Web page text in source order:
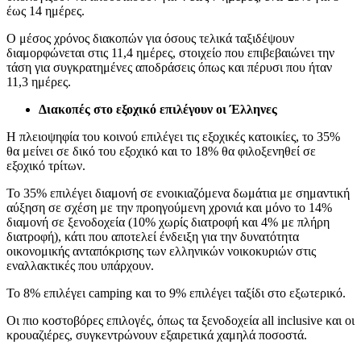
έως 14 ημέρες.
Ο μέσος χρόνος διακοπών για όσους τελικά ταξιδέψουν
διαμορφώνεται στις 11,4 ημέρες, στοιχείο που επιβεβαιώνει την
τάση για συγκρατημένες αποδράσεις όπως και πέρυσι που ήταν
11,3 ημέρες.
Διακοπές στο εξοχικό επιλέγουν οι Έλληνες
Η πλειοψηφία του κοινού επιλέγει τις εξοχικές κατοικίες, το 35%
θα μείνει σε δικό του εξοχικό και το 18% θα φιλοξενηθεί σε
εξοχικό τρίτων.
Το 35% επιλέγει διαμονή σε ενοικιαζόμενα δωμάτια με σημαντική
αύξηση σε σχέση με την προηγούμενη χρονιά και μόνο το 14%
διαμονή σε ξενοδοχεία (10% χωρίς διατροφή και 4% με πλήρη
διατροφή), κάτι που αποτελεί ένδειξη για την δυνατότητα
οικονομικής ανταπόκρισης των ελληνικών νοικοκυριών στις
εναλλακτικές που υπάρχουν.
Το 8% επιλέγει camping και το 9% επιλέγει ταξίδι στο εξωτερικό.
Οι πιο κοστοβόρες επιλογές, όπως τα ξενοδοχεία all inclusive και οι
κρουαζιέρες, συγκεντρώνουν εξαιρετικά χαμηλά ποσοστά.